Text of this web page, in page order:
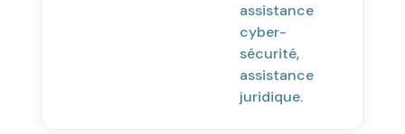
assistance
cyber-
sécurité,
assistance
juridique.